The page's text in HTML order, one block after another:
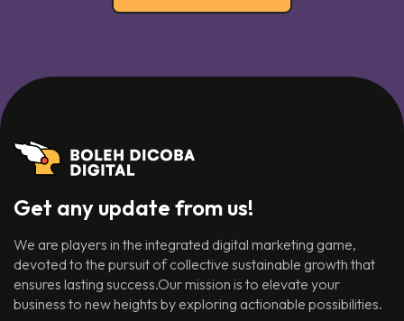
Get any update from us!
We are players in the integrated digital marketing game,
devoted to the pursuit of collective sustainable growth that
ensures lasting success.Our mission is to elevate your
business to new heights by exploring actionable possibilities.